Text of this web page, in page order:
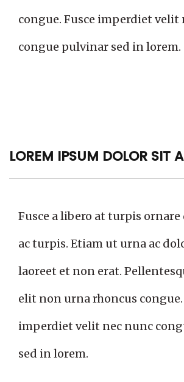
congue. Fusce imperdiet velit
congue pulvinar sed in lorem.
LOREM IPSUM DOLOR SIT
Fusce a libero at turpis
ac turpis. Etiam ut urna ac
laoreet et non erat.
elit non urna rhoncus congue.
imperdiet velit nec nunc
sed in lorem.